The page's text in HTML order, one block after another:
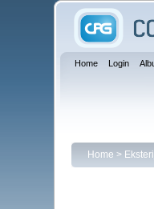
Home Login
Home >